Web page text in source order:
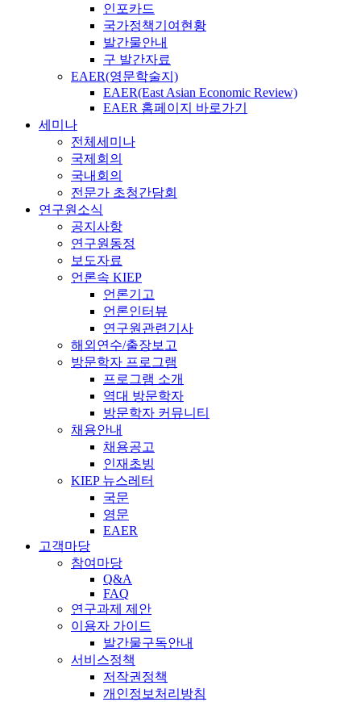
인포카드
국가정책기여현황
발간물안내
구 발간자료
EAER(영문학술지)
EAER(East Asian Economic Review)
EAER 홈페이지 바로가기
세미나
전체세미나
국제회의
국내회의
전문가 초청간담회
연구원소식
공지사항
연구원동정
보도자료
언론속 KIEP
언론기고
언론인터뷰
연구원관련기사
해외연수/출장보고
방문학자 프로그램
프로그램 소개
역대 방문학자
방문학자 커뮤니티
채용안내
채용공고
인재초빙
KIEP 뉴스레터
국문
영문
EAER
고객마당
참여마당
Q&A
FAQ
연구과제 제안
이용자 가이드
발간물구독안내
서비스정책
저작권정책
개인정보처리방침